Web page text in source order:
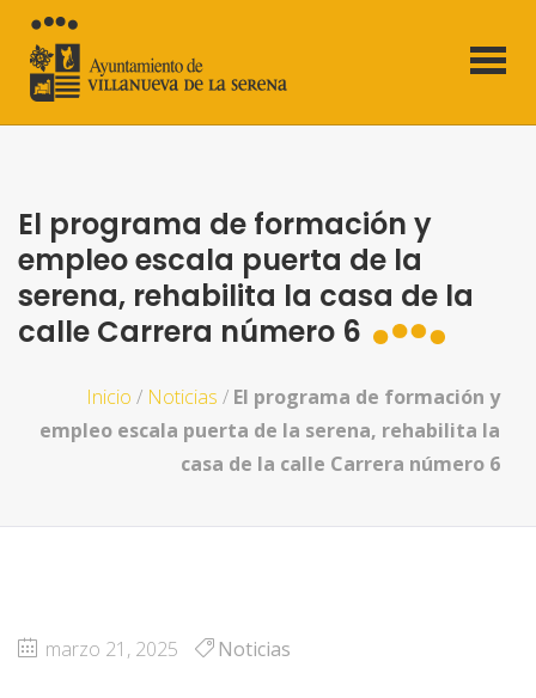
El programa de formación y
empleo escala puerta de la
serena, rehabilita la casa de la
calle Carrera número 6
Inicio / Noticias / El programa de formación y
empleo escala puerta de la serena, rehabilita la
casa de la calle Carrera número 6
marzo 21, 2025 Noticias